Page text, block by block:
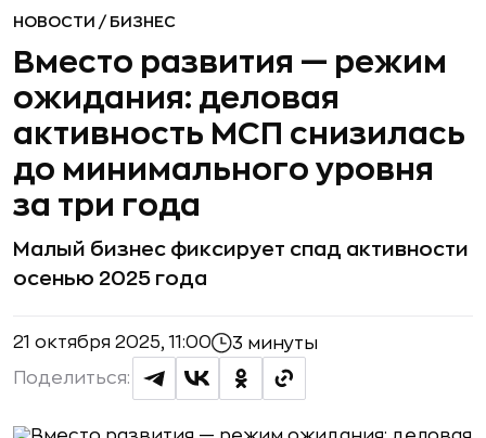
НОВОСТИ / БИЗНЕС
Вместо развития — режим
ожидания: деловая
активность МСП снизилась
до минимального уровня
за три года
Малый бизнес фиксирует спад активности
осенью 2025 года
21 октября 2025, 11:00 3 минуты
Поделиться: